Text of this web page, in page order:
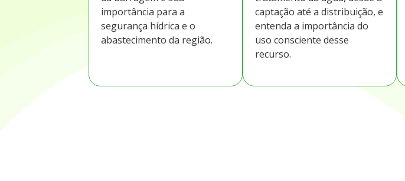
importância para a
segurança hídrica e o
abastecimento da região.
captação até a distribuição, e
entenda a importância do
uso consciente desse
recurso.